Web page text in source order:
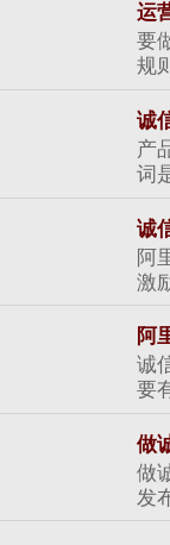
运
要
规
诚
产
词
诚
阿
激
阿
诚
要
做
做
发